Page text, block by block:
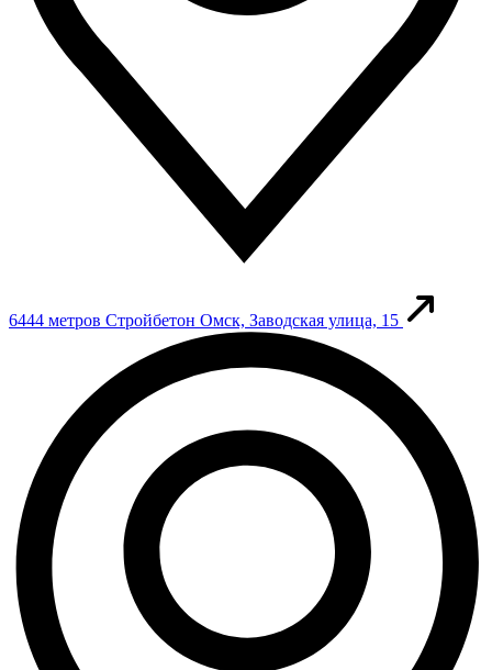
6444 метров Стройбетон Омск, Заводская улица, 15